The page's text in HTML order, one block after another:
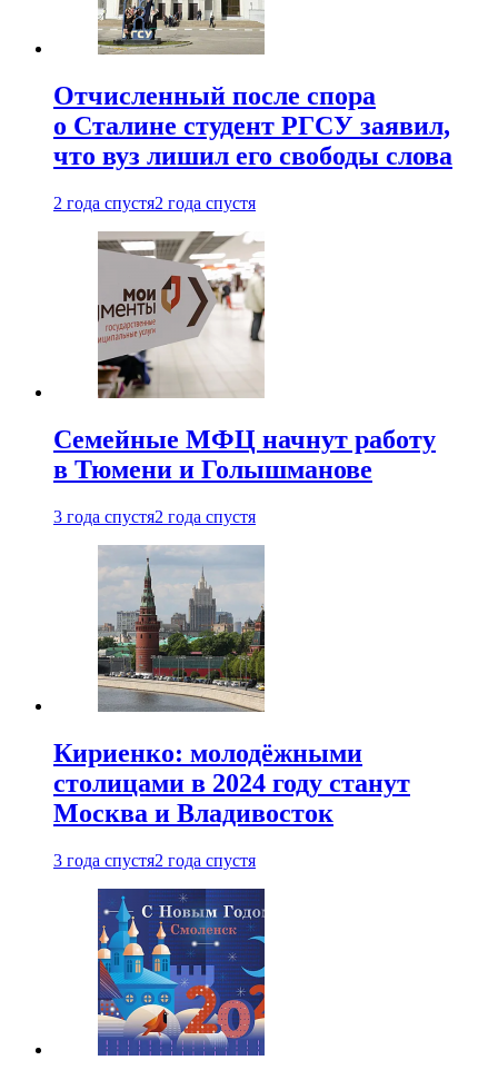
Отчисленный после спора
о Сталине студент РГСУ заявил,
что вуз лишил его свободы слова
2 года спустя2 года спустя
Семейные МФЦ начнут работу
в Тюмени и Голышманове
3 года спустя2 года спустя
Кириенко: молодёжными
столицами в 2024 году станут
Москва и Владивосток
3 года спустя2 года спустя